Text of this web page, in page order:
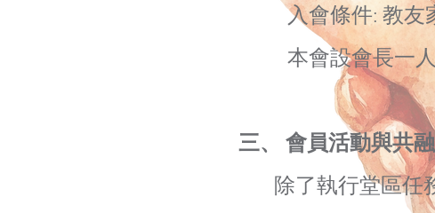
入會條件: 教友
本會設會長一人
三、 會員活動與共
除了執行堂區任